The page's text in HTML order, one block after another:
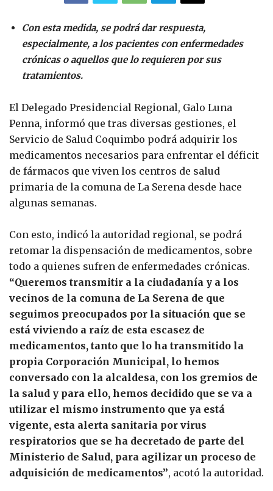
Con esta medida, se podrá dar respuesta,
especialmente, a los pacientes con enfermedades
crónicas o aquellos que lo requieren por sus
tratamientos.
El Delegado Presidencial Regional, Galo Luna
Penna, informó que tras diversas gestiones, el
Servicio de Salud Coquimbo podrá adquirir los
medicamentos necesarios para enfrentar el déficit
de fármacos que viven los centros de salud
primaria de la comuna de La Serena desde hace
algunas semanas.
Con esto, indicó la autoridad regional, se podrá
retomar la dispensación de medicamentos, sobre
todo a quienes sufren de enfermedades crónicas.
“Queremos transmitir a la ciudadanía y a los
vecinos de la comuna de La Serena de que
seguimos preocupados por la situación que se
está viviendo a raíz de esta escasez de
medicamentos, tanto que lo ha transmitido la
propia Corporación Municipal, lo hemos
conversado con la alcaldesa, con los gremios de
la salud y para ello, hemos decidido que se va a
utilizar el mismo instrumento que ya está
vigente, esta alerta sanitaria por virus
respiratorios que se ha decretado de parte del
Ministerio de Salud, para agilizar un proceso de
adquisición de medicamentos”, acotó la autoridad.